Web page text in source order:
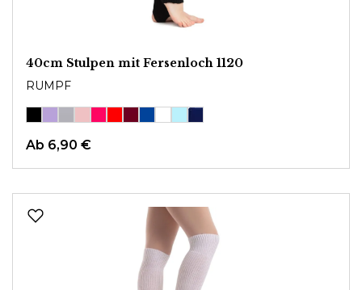
40cm Stulpen mit Fersenloch 1120
RUMPF
Ab 6,90 €